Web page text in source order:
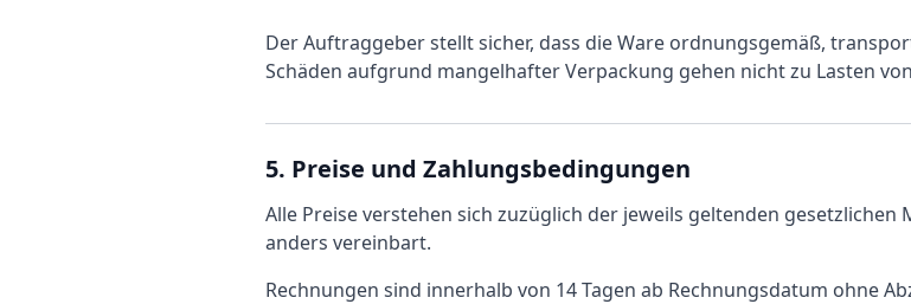
Der Auftraggeber stellt sicher, dass die Ware ordnungsgemäß,
Schäden aufgrund mangelhafter Verpackung gehen nicht zu Lasten
5. Preise und Zahlungsbedingungen
Alle Preise verstehen sich zuzüglich der jeweils geltenden
anders vereinbart.
Rechnungen sind innerhalb von 14 Tagen ab Rechnungsdatum ohne